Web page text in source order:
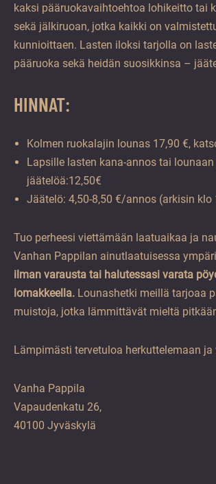
kaksi pääruokavaihtoehtoa lohikeitto tai
sekä jälkiruoan, jotka kaikki on
kunnioittaen. Lasten iloksi tarjolla on
pääruoka sekä heidän suosikkinsa –
HINNAT:
Kolmen ruokalajin lounas 17,90 €,
Lapsille lasten kana-annos tai
jäätelöä:12,50€
Jäätelö: 4,50-8,50 €/annos (arkisin
Tuo perheesi viettämään laatuaikaa ja
Vanhan Pappilan ainutlaatuisessa
ilman varausta tai halutessasi varata
lomakkeella. Lounashetki meillä tarjoaa
muistoja, jotka lämmittävät mieltä
Lämpimästi tervetuloa herkuttelemaan
Vanha Pappila
Vapaudenkatu 26,
40100 Jyväskylä